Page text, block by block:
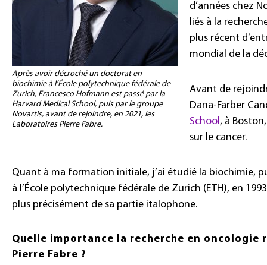
Après avoir décroché un doctorat en
biochimie à l’École polytechnique fédérale de
Zurich, Francesco Hofmann est passé par la
Harvard Medical School, puis par le groupe
Novartis, avant de rejoindre, en 2021, les
Laboratoires Pierre Fabre.
d’années chez
liés à la
plus récent
mondial de la
Avant de
Dana-Farber
School, à
sur le cancer.
Quant à ma formation initiale, j’ai étudié la biochimie,
à l’École polytechnique fédérale de Zurich (ETH), en
plus précisément de sa partie italophone.
Quelle importance la recherche en
Pierre Fabre ?